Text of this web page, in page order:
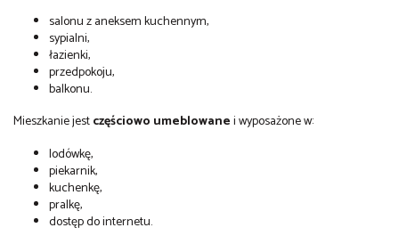
salonu z aneksem kuchennym,
sypialni,
łazienki,
przedpokoju,
balkonu.
Mieszkanie jestczęściowo umeblowanei wyposażone w:
lodówkę,
piekarnik,
kuchenkę,
pralkę,
dostęp do internetu.